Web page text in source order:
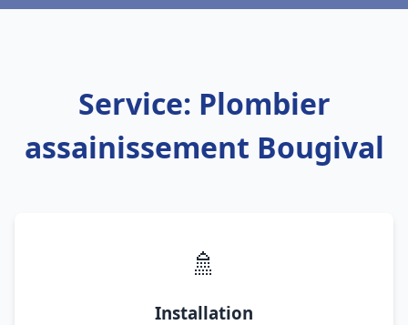
Service: Plombier
assainissement Bougival
🚿
Installation